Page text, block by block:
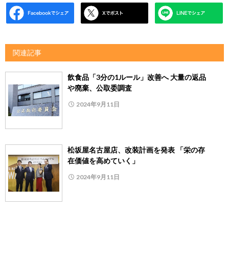
関連記事
飲食品「3分の1ルール」改善へ 大量の返品
や廃棄、公取委調査
2024年9月11日
松坂屋名古屋店、改装計画を発表 「栄の存
在価値を高めていく」
2024年9月11日